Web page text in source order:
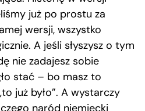
już po prostu za
wersji, wszystko
A jeśli słyszysz o tym
nie zadajesz sobie
stać – bo masz to
już było”. A wystarczy